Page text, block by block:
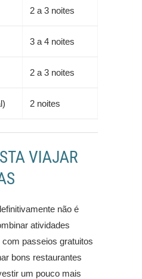
2 a 3 noites
3 a 4 noites
2 a 3 noites
2 noites
VIAJAR
não é
atividades
passeios gratuitos
bons restaurantes
um pouco mais